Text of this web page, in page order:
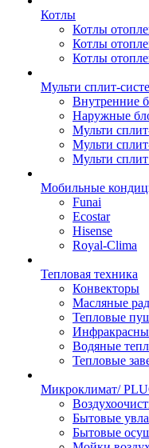
Котлы
Котлы
Котлы
Котлы
Мульти сплит-
Внутренние
Наружные
Мульти
Мульти
Мульти
Мобильные
Funai
Ecostar
Hisense
Royal-Clima
Тепловая техника
Конвекторы
Масляные
Тепловые
Водяные
Тепловые
Микроклимат/
Бытовые
Бытовые